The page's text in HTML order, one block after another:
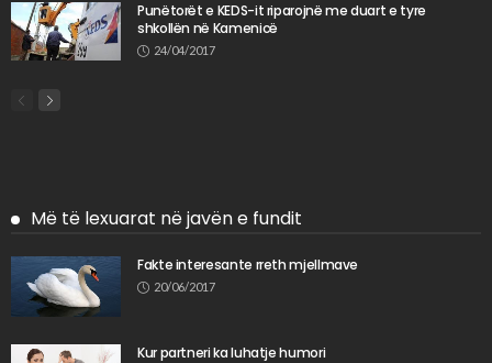
Punëtorët e KEDS-it riparojnë me duart e tyre
shkollën në Kamenicë
24/04/2017
Më të lexuarat në javën e fundit
Fakte interesante rreth mjellmave
20/06/2017
Kur partneri ka luhatje humori